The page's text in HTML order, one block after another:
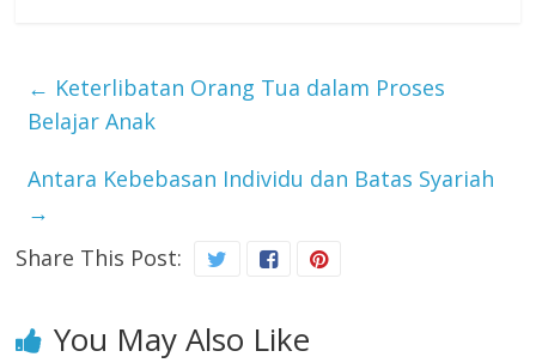
← Keterlibatan Orang Tua dalam Proses
Belajar Anak
Antara Kebebasan Individu dan Batas Syariah
→
Share This Post:
You May Also Like